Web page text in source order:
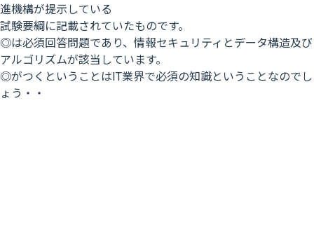
進機構が提示している
試験要綱に記載されていたものです。
◎は必須回答問題であり、情報セキュリティとデータ構造及び
アルゴリズムが該当しています。
◎がつくということはIT業界で必須の知識ということなのでし
ょう・・